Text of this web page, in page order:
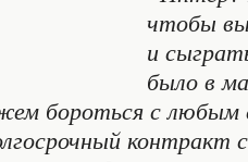
чтобы
и
было в
бороться с любым
контракт